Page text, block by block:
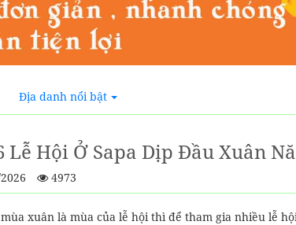
Địa danh nổi bật
Lễ Hội Ở Sapa Dịp Đầu Xuân
4973
xuân là mùa của lễ hội thì để tham gia nhiều lễ